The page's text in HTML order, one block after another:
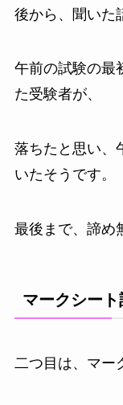
後から、聞いた
午前の試験の最
た受験者が、
落ちたと思い、
いたそうです。
最後まで、諦め
マークシー
二つ目は、マー